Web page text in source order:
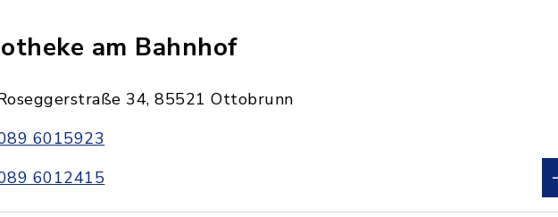
am Bahnhof
34, 85521 Ottobrunn
6015923
6012415